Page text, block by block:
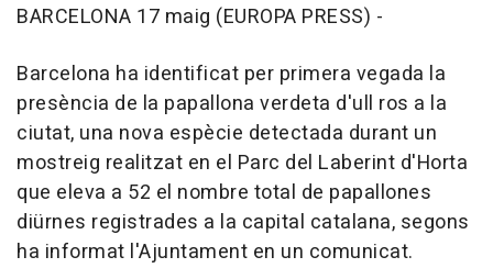
BARCELONA 17 maig (EUROPA PRESS) -
Barcelona ha identificat per primera vegada la
presència de la papallona verdeta d'ull ros a la
ciutat, una nova espècie detectada durant un
mostreig realitzat en el Parc del Laberint d'Horta
que eleva a 52 el nombre total de papallones
diürnes registrades a la capital catalana, segons
ha informat l'Ajuntament en un comunicat.